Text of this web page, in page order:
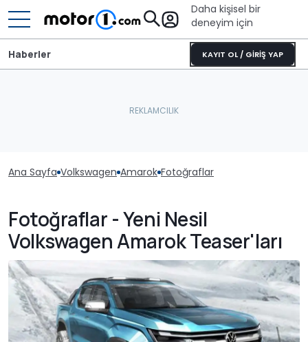
Daha kişisel bir
deneyim için
KAYIT OL / GİRİŞ YAP
Haberler
Ana Sayfa Volkswagen Amarok Fotoğraflar
Fotoğraflar - Yeni Nesil
Volkswagen Amarok Teaser'ları